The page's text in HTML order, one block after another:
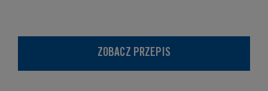
ZOBACZ PRZEPIS